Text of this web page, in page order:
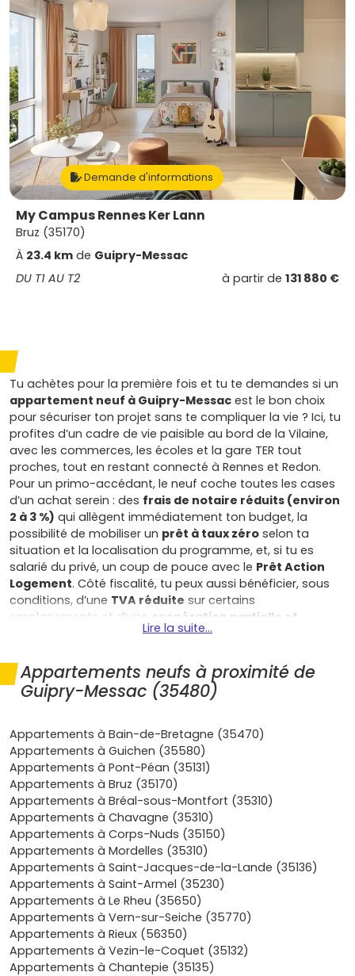
Demande d'informations
My Campus Rennes Ker Lann
Bruz (35170)
À 23.4 km de Guipry-Messac
DU T1 AU T2
à partir de 131 880 €
Tu achètes pour la première fois et tu te demandes si un
appartement neuf à Guipry-Messac est le bon choix
pour sécuriser ton projet sans te compliquer la vie ? Ici, tu
profites d’un cadre de vie paisible au bord de la Vilaine,
avec les commerces, les écoles et la gare TER tout
proches, tout en restant connecté à Rennes et Redon.
Pour un primo-accédant, le neuf coche toutes les cases
d’un achat serein : des frais de notaire réduits (environ
2 à 3 %) qui allègent immédiatement ton budget, la
possibilité de mobiliser un prêt à taux zéro selon ta
situation et la localisation du programme, et, si tu es
salarié du privé, un coup de pouce avec le Prêt Action
Logement. Côté fiscalité, tu peux aussi bénéficier, sous
conditions, d’une TVA réduite sur certains
emplacements et d’une exonération partielle et
temporaire de taxe foncièrelorsque la commune
premières années, là où chaque euro compte. En
choisissant unappartement neuf à Guipry-Messac
gagnes aussi en confort et en visibilité sur tes dépenses
la RE2020) qui améliorent l’isolation, limitent les
déperditions et réduisent tes charges de chauffage et
d’entretien. Pas de gros travaux à prévoir, et des
garanties qui te protègent après la remise des clés
(garantie de parfait achèvement, biennale sur les
équipements, décennale sur le bâti, sans oublier la
garantie financière d’achèvement) pour t’installer l’esprit
léger. Les programmes neufs de la ville sont pensés pour
la vie quotidienne : plans optimisés, extérieurs généreux,
stationnement, ascenseur, locaux vélos, domotique… tu
te projettes facilement dans un logement fonctionnel et
durable, souvent à des prix plus doux que dans
l’hypercentre rennais. Et comme primo-accédant, tu peux
personnaliser certains choix (revêtements, cuisine,
options) pour adapter ton bien à ton mode de vie, sans
Lire la suite...
Appartements neufs à proximité de
Guipry-Messac (35480)
Appartements à Bain-de-Bretagne (35470)
Appartements à Guichen (35580)
Appartements à Pont-Péan (35131)
Appartements à Bruz (35170)
Appartements à Bréal-sous-Montfort (35310)
Appartements à Chavagne (35310)
Appartements à Corps-Nuds (35150)
Appartements à Mordelles (35310)
Appartements à Saint-Jacques-de-la-Lande (35136)
Appartements à Saint-Armel (35230)
Appartements à Le Rheu (35650)
Appartements à Vern-sur-Seiche (35770)
Appartements à Rieux (56350)
Appartements à Vezin-le-Coquet (35132)
Appartements à Chantepie (35135)